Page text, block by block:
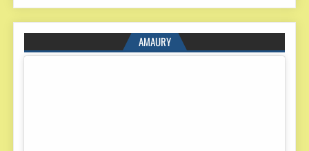
AMAURY